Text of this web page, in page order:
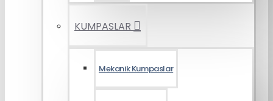
KUMPASLAR
Mekanik Kumpaslar